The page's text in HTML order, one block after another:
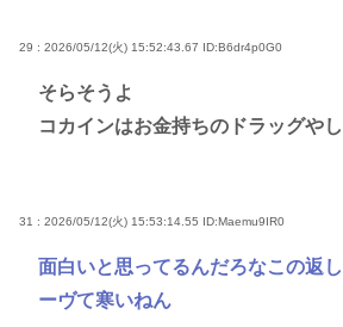
29 : 2026/05/12(火) 15:52:43.67 ID:B6dr4p0G0
そらそうよ
コカインはお金持ちのドラッグやし
31 : 2026/05/12(火) 15:53:14.55 ID:Maemu9IR0
面白いと思ってるんだろなこの返
ーヴて寒いねん